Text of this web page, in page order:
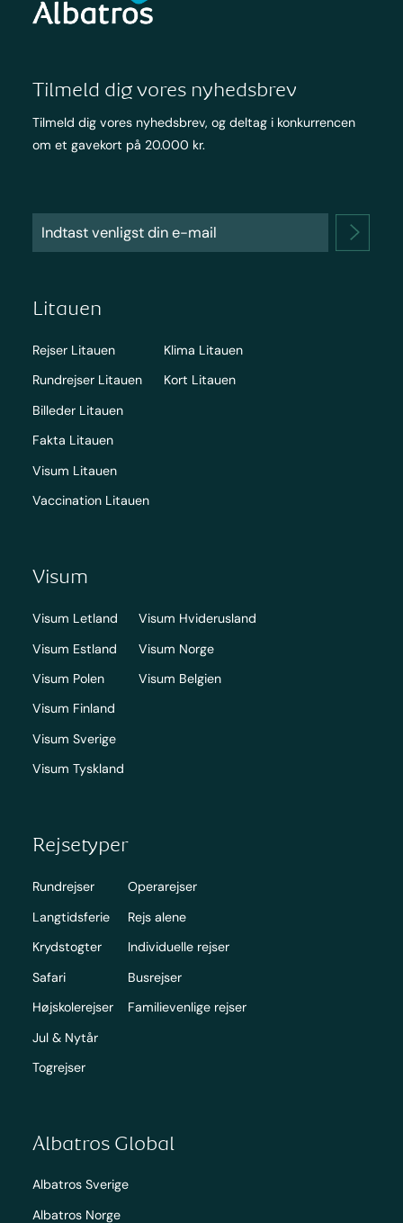
Tilmeld dig vores nyhedsbrev
Tilmeld dig vores nyhedsbrev, og deltag i konkurrencen
om et gavekort på 20.000 kr.
Litauen
Rejser Litauen
Rundrejser Litauen
Billeder Litauen
Fakta Litauen
Visum Litauen
Vaccination Litauen
Klima Litauen
Kort Litauen
Visum
Visum Letland
Visum Estland
Visum Polen
Visum Finland
Visum Sverige
Visum Tyskland
Visum Hviderusland
Visum Norge
Visum Belgien
Rejsetyper
Rundrejser
Langtidsferie
Krydstogter
Safari
Højskolerejser
Jul & Nytår
Togrejser
Operarejser
Rejs alene
Individuelle rejser
Busrejser
Familievenlige rejser
Albatros Global
Albatros Sverige
Albatros Norge